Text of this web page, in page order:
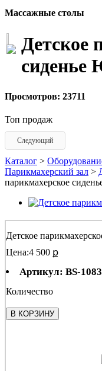
Массажные столы
Детское
сиденье
Просмотров: 23711
Топ продаж
Следующий
Каталог >
Парикмахерский зал >
парикмахерское
Детское
Цена:4 500 ք
Артикул: BS-1083
Количество
В КОРЗИНУ